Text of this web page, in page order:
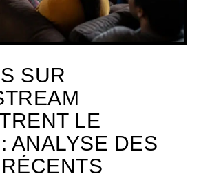
SUR
LE
ANALYSE DES